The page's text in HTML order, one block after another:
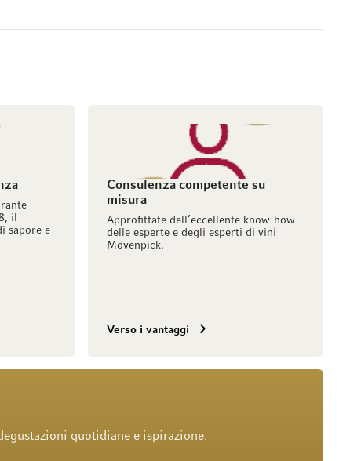
il
sapore e
Consulenza competente su
misura
Approfittate dell’eccellente know-how
delle esperte e degli esperti di vini
Mövenpick.
Verso i vantaggi
quotidiane e ispirazione.